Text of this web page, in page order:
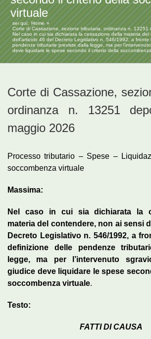
virtuale
sei qui:
Home
Corte di Cassazione, sezione tributaria, ordinanza n. 13251
Nel caso in cui sia dichiarata la cessazione della materia
dell’articolo 46 del Decreto Legislativo n. 546/1992, a
pendenze tributarie previste dalla legge, ma per
deve liquidare le spese secondo il criterio della
Corte di Cassazione,
ordinanza n. 13251
maggio 2026
Processo tributario – Spese –
soccombenza virtuale
Massima:
Nel caso in cui sia dichiarata la
materia del contendere, non ai sensi
Decreto Legislativo n. 546/1992, a
definizione delle pendenze
legge, ma per l’intervenuto
giudice deve liquidare le spese
soccombenza virtuale.
Testo:
FATTI DI CAUSA